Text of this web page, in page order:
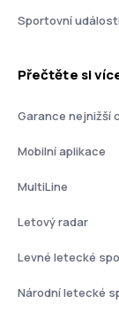
Sportovní události
Přečtěte si
Garance nejnižší
Mobilní aplikace
MultiLine
Letový radar
Levné letecké
Národní letecké